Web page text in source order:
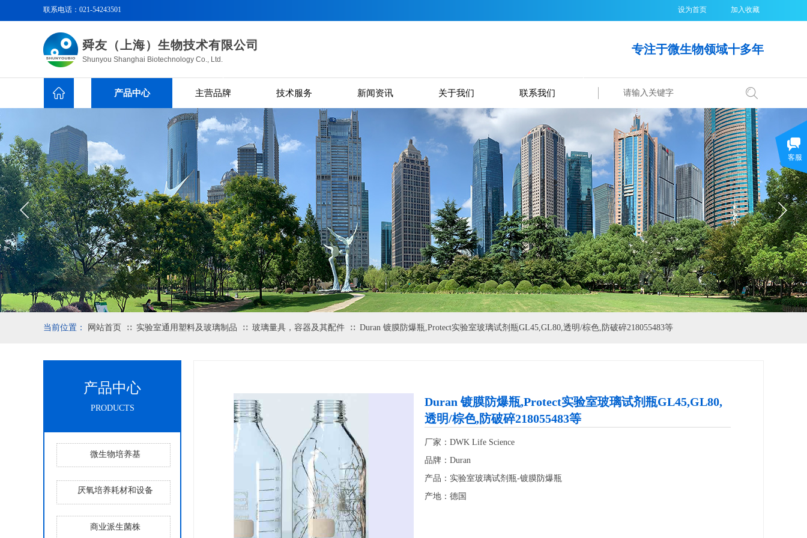
设为首页 加入收藏
联系电话： 021-54243501
舜友（上海）生物技术有限公司
Shunyou Shanghai Biotechnology Co., Ltd.
专注于微生物领域十多年
产品中心 主营品牌 技术服务 新闻资讯 关于我们 联系我们 搜索
当前位置： 网站首页 ∷ 实验室通用塑料及玻璃制品 ∷ 玻璃量具，容器及其配件 ∷ Duran 镀膜防爆瓶,Protect实验室玻璃试剂瓶GL45,GL80,透明/棕色,防破碎218055483等
产品中心
PRODUCTS
微生物培养基
厌氧培养耗材和设备
商业派生菌株
Duran 镀膜防爆瓶,Protect实验室玻璃试剂瓶GL45,GL80,
透明/棕色,防破碎218055483等
厂家：DWK Life Science
品牌：Duran
产品：实验室玻璃试剂瓶-镀膜防爆瓶
产地：德国
客服